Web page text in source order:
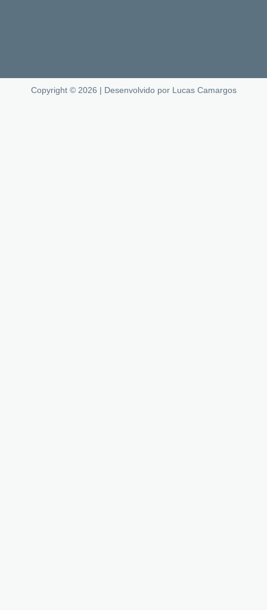
Copyright © 2026 | Desenvolvido por Lucas Camargos